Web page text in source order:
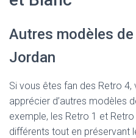
Autres modèles
Jordan
Si vous êtes fan des Retro
apprécier d’autres modèles
exemple, les Retro 1 et
différents tout en préservant